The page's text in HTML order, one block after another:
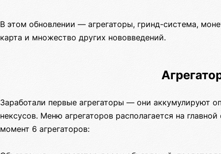
В этом обновлении — агрегаторы, гринд-система,
карта и множество других нововведений.
Заработали первые агрегаторы — они аккумулируют
нексусов. Меню агрегаторов располагается на
момент 6 агрегаторов: